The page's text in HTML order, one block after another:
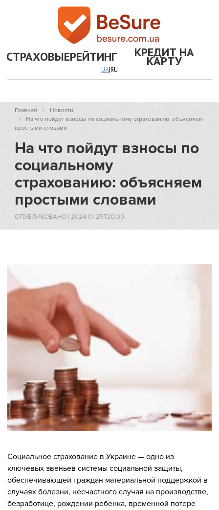
СТРАХОВЫЕРЕЙТИНГ КРЕДИТ НА
КАРТУ
UA|RU
Главная
Новости
На что пойдут взносы по социальному страхованию: объясняем
простыми словами
На что пойдут взносы по
социальному
страхованию: объясняем
простыми словами
ОПУБЛИКОВАНО | 2024-01-25T20:00
Социальное страхование в Украине — одно из
ключевых звеньев системы социальной защиты,
обеспечивающей граждан материальной поддержкой в
случаях болезни, несчастного случая на производстве,
безработице, рождении ребенка, временной потере